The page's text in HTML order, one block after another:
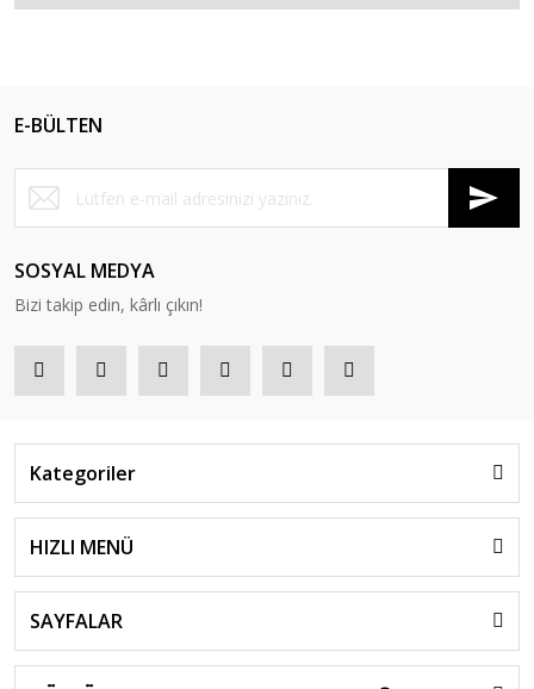
E-BÜLTEN
SOSYAL MEDYA
Bizi takip edin, kârlı çıkın!
Kategoriler
HIZLI MENÜ
SAYFALAR